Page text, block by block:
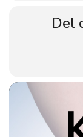
Om du har
Del